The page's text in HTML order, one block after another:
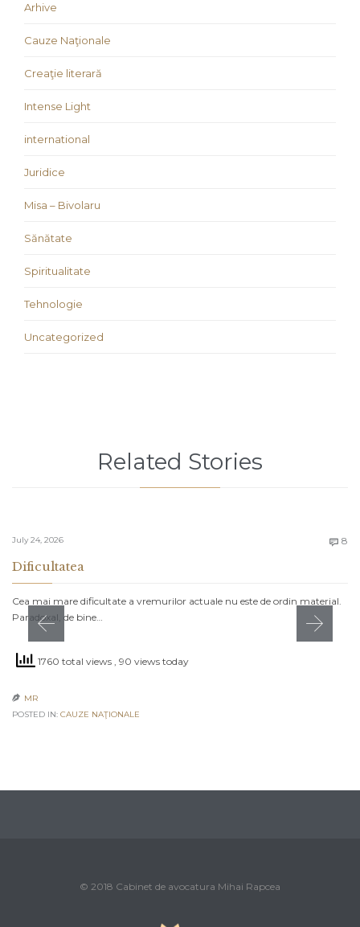
Arhive
Cauze Naţionale
Creaţie literară
Intense Light
international
Juridice
Misa – Bivolaru
Sănătate
Spiritualitate
Tehnologie
Uncategorized
Related Stories
July 24, 2026  8
Dificultatea
Cea mai mare dificultate a vremurilor actuale nu este de ordin material.
Paradoxal, de bine…
1760 total views , 90 views today
 MR
POSTED IN: CAUZE NAŢIONALE
© 2018 Cabinet de avocatura Mihai Rapcea